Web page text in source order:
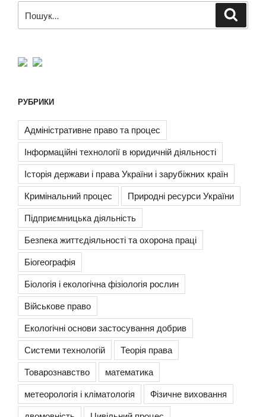
за
РУБРИКИ
Адміністративне право та процес
Інформаційні технології в юридичній діяльності
Історія держави і права України і зарубіжних країн
Кримінальний процес
Природні ресурси України
Підприємницька діяльність
Безпека життєдіяльності та охорона праці
Біогеографія
Біологія і екологічна фізіологія рослин
Військове право
Екологічні основи застосування добрив
Системи технологій
Теорія права
Товарознавство
математика
метеорологія і кліматологія
Фізичне виховання